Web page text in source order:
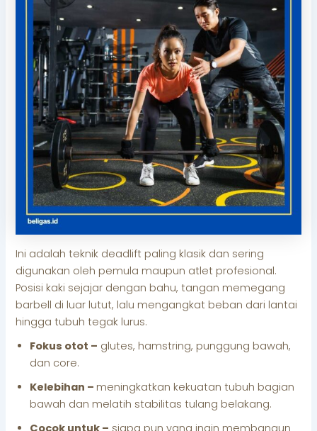
Ini adalah teknik deadlift paling klasik dan sering
digunakan oleh pemula maupun atlet profesional.
Posisi kaki sejajar dengan bahu, tangan memegang
barbell di luar lutut, lalu mengangkat beban dari lantai
hingga tubuh tegak lurus.
Fokus otot – glutes, hamstring, punggung bawah,
dan core.
Kelebihan – meningkatkan kekuatan tubuh bagian
bawah dan melatih stabilitas tulang belakang.
Cocok untuk – siapa pun yang ingin membangun